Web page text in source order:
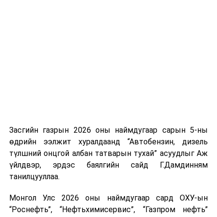
Засгийн газрын 2026 оны наймдугаар сарын 5-ны
өдрийн ээлжит хуралдаанд “Автобензин, дизель
түлшний онцгой албан татварын тухай” асуудлыг Аж
үйлдвэр, эрдэс баялгийн сайд Г.Дамдинням
танилцууллаа.
Монгол Улс 2026 оны наймдугаар сард ОХУ-ын
“Роснефть”, “Нефтьхимисервис”, “Газпром нефть”